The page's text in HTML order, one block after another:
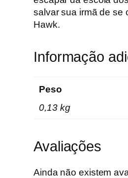
k
l
y
salvar sua irmã de se
Hawk.
Informação
Peso
0,13 kg
Avaliações
Ainda não existem